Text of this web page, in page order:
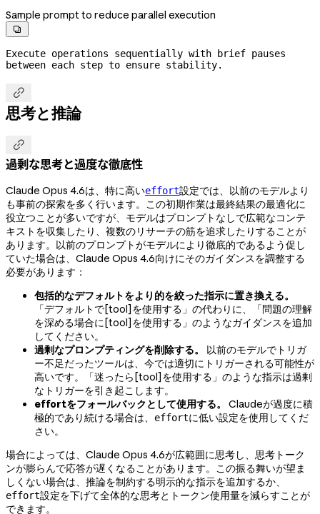
Sample prompt to reduce parallel execution

Execute operations sequentially with brief pauses
between each step to ensure stability.

思考と推論

過剰な思考と過度な徹底性
Claude Opus 4.6は、特に高いeffort設定では、以前のモデルより
も事前の探索を多く行います。この初期作業は最終結果の最適化に
役立つことが多いですが、モデルはプロンプトなしで広範なコンテ
キストを収集したり、複数のリサーチの筋を追求したりすることが
あります。以前のプロンプトがモデルにより徹底的であるよう促し
ていた場合は、Claude Opus 4.6向けにそのガイダンスを調整する
必要があります：
包括的なデフォルトをより的を絞った指示に置き換える。
「デフォルトで[tool]を使用する」の代わりに、「問題の理解
を深める場合に[tool]を使用する」のようなガイダンスを追加
してください。
過剰なプロンプティングを削除する。
以前のモデルでトリガ
ー不足だったツールは、今では適切にトリガーされる可能性が
高いです。「迷ったら[tool]を使用する」のような指示は過剰
なトリガーを引き起こします。
effortをフォールバックとして使用する。
Claudeが過度に積
極的であり続ける場合は、
effortに低い設定を使用してくだ
さい。
場合によっては、Claude Opus 4.6が広範囲に思考し、思考トーク
ンが膨らんで応答が遅くなることがあります。この振る舞いが望ま
しくない場合は、推論を制約する明示的な指示を追加するか、
effort設定を下げて全体的な思考とトークン使用量を減らすことが
できます。